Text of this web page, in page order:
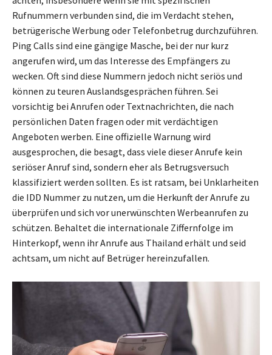
Rufnummern verbunden sind, die im Verdacht stehen,
betrügerische Werbung oder Telefonbetrug durchzuführen.
Ping Calls sind eine gängige Masche, bei der nur kurz
angerufen wird, um das Interesse des Empfängers zu
wecken. Oft sind diese Nummern jedoch nicht seriös und
können zu teuren Auslandsgesprächen führen. Sei
vorsichtig bei Anrufen oder Textnachrichten, die nach
persönlichen Daten fragen oder mit verdächtigen
Angeboten werben. Eine offizielle Warnung wird
ausgesprochen, die besagt, dass viele dieser Anrufe kein
seriöser Anruf sind, sondern eher als Betrugsversuch
klassifiziert werden sollten. Es ist ratsam, bei Unklarheiten
die IDD Nummer zu nutzen, um die Herkunft der Anrufe zu
überprüfen und sich vor unerwünschten Werbeanrufen zu
schützen. Behaltet die internationale Ziffernfolge im
Hinterkopf, wenn ihr Anrufe aus Thailand erhält und seid
achtsam, um nicht auf Betrüger hereinzufallen.